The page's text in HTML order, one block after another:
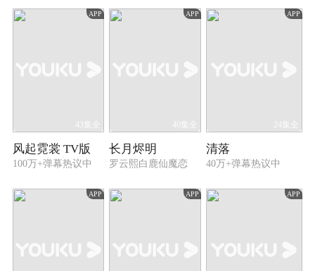
情仇。康熙以仁德治国的理念终于打动了易欢，
APP
43集全
风起霓裳 TV版
100万+弹幕热议中
APP
40集全
长月烬明
罗云熙白鹿仙魔恋
APP
24集全
清落
40万+弹幕热议中
APP APP APP